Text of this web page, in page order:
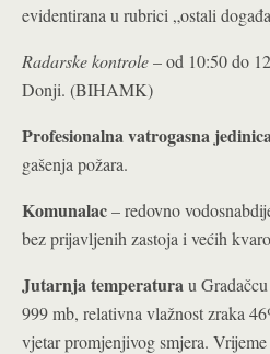
evidentirana u rubrici „ostali
Radarske kontrole– od 10:50 do
Donji. (BIHAMK)
Profesionalna vatrogasna
gašenja požara.
Komunalac– redovno
bez prijavljenih zastoja i većih
Jutarnja temperaturau Gradačcu
999 mb, relativna vlažnost zraka
vjetar promjenjivog smjera.